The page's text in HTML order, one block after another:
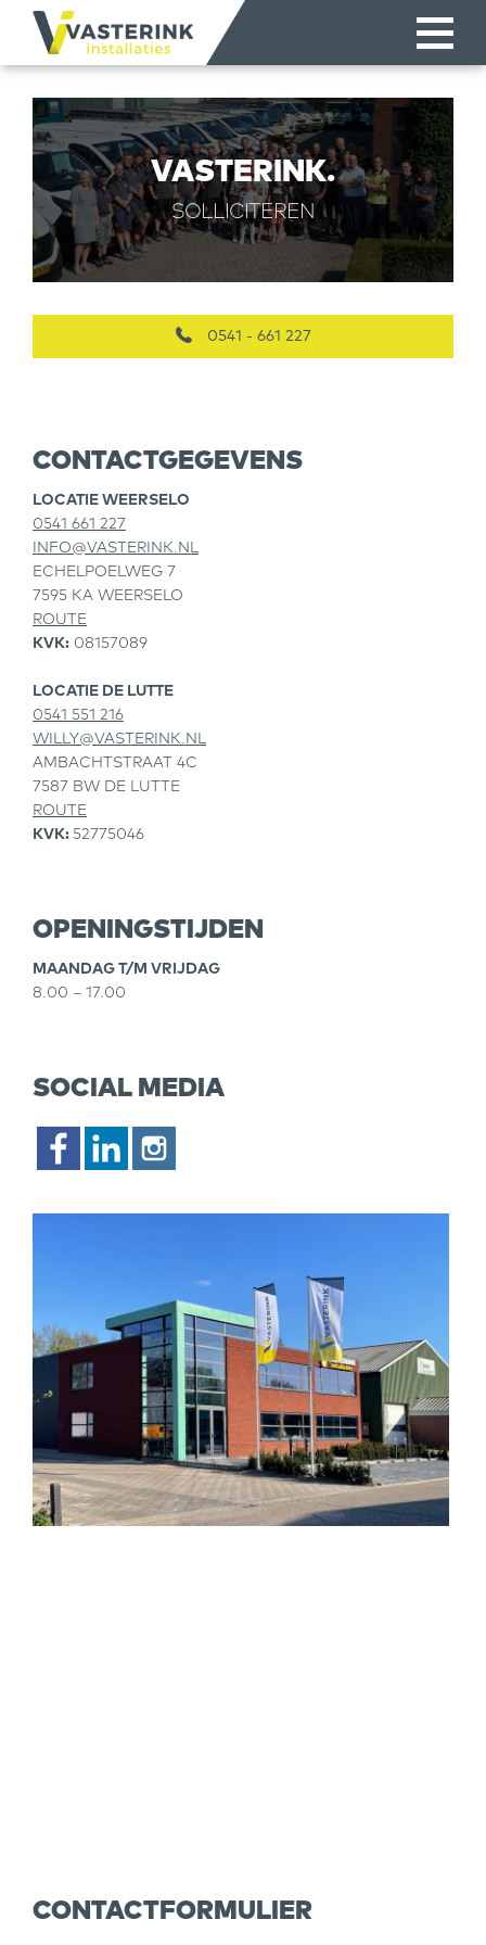
VASTERINK.
SOLLICITEREN
0541 - 661 227
CONTACTFORMULIER
CONTACTGEGEVENS
LOCATIE WEERSELO
0541 661 227
INFO@VASTERINK.NL
ECHELPOELWEG 7
7595 KA WEERSELO
ROUTE
KVK: 08157089
LOCATIE DE LUTTE
0541 551 216
WILLY@VASTERINK.NL
AMBACHTSTRAAT 4C
7587 BW DE LUTTE
ROUTE
KVK: 52775046
OPENINGSTIJDEN
MAANDAG T/M VRIJDAG
8.00 – 17.00
SOCIAL MEDIA